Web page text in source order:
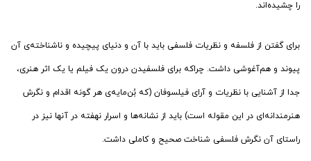
را چشیده‌اند.
برای گفتن از فلسفه و نظریات فلسفی باید با آن و دنیای پیچیده و ناشناخته‌ی آن
پیوند و هم‌آغوشی داشت. چراکه برای فلسفیدن درون یک فیلم یا یک اثر هنری،
جدا از آشنایی با نظریات و آرای فیلسوفان (که بُن‌مایه‌ی هر گونه اقدام و نگرش
هنرمندانه‌ای در این مقوله است) باید از نشانه‌ها و اسرار نهفته در آنها نیز در
راستای آن نگرش فلسفی شناخت صحیح و کاملی داشت.